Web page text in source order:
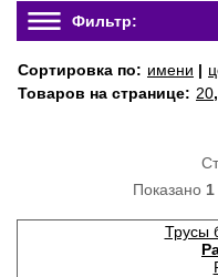
Фильтр:
Сортировка по: имени |
Товаров на странице: 20,
Показано 1
Трусы